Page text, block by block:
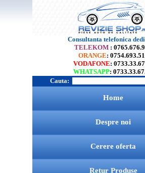
Consultanta telefonica
TELEKOM :
ORANGE:
VODAFONE:
WHATSAPP:
Cauta:
Home
Despre noi
Cerere oferta
Retur Produse